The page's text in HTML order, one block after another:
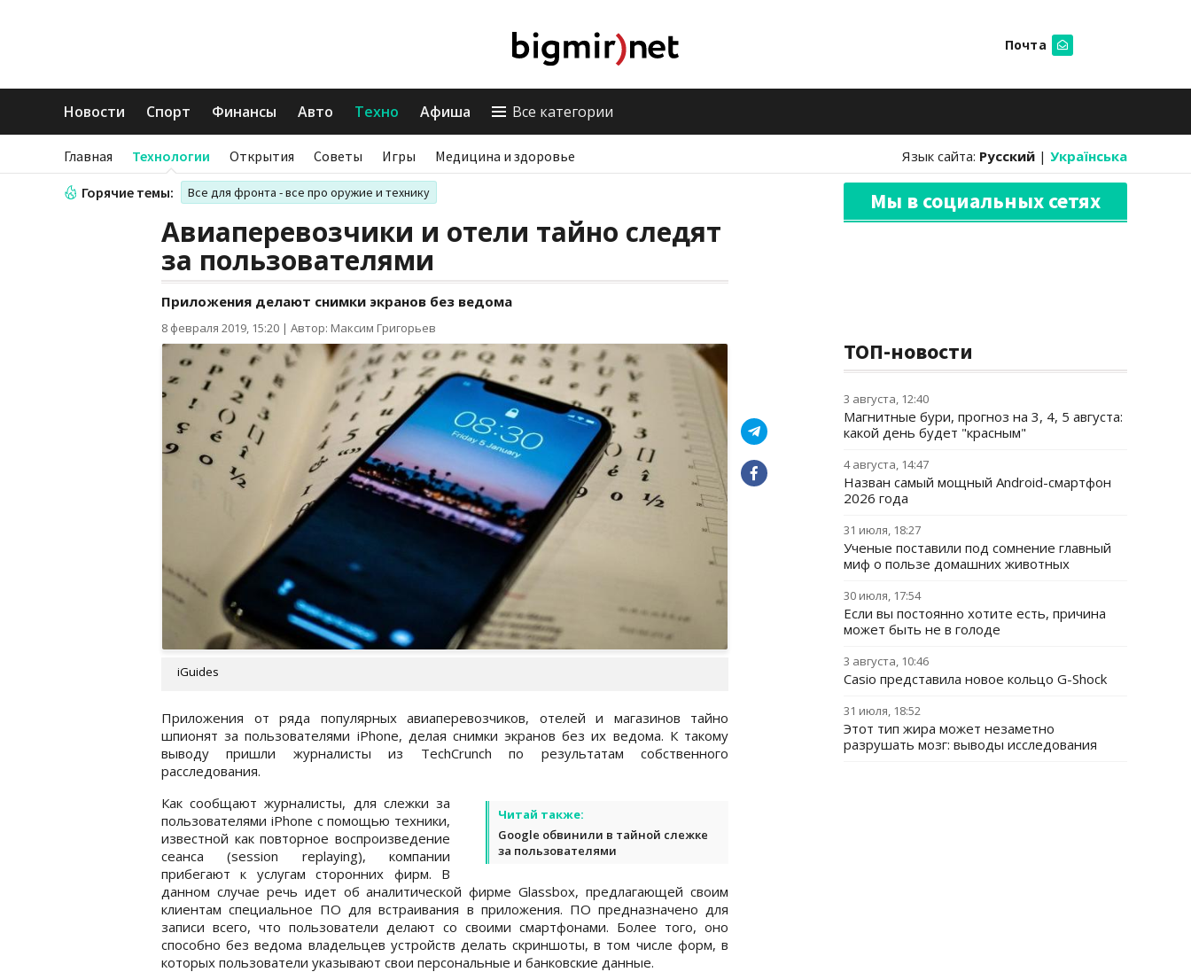
Почта
Новости Спорт Финансы Авто Техно Афиша Все категории
Главная Технологии Открытия Советы Игры Медицина и здоровье Язык сайта: Русский | Українська
Горячие темы: Все для фронта - все про оружие и технику
Авиаперевозчики и отели тайно следят
за пользователями
Приложения делают снимки экранов без ведома
8 февраля 2019, 15:20 | Автор: Максим Григорьев
iGuides
Приложения от ряда популярных авиаперевозчиков, отелей и магазинов тайно
шпионят за пользователями iPhone, делая снимки экранов без их ведома. К такому
выводу пришли журналисты из TechCrunch по результатам собственного
расследования.
Читай также:
Google обвинили в тайной слежке
за пользователями
Как сообщают журналисты, для слежки за
пользователями iPhone с помощью техники,
известной как повторное воспроизведение
сеанса (session replaying), компании
прибегают к услугам сторонних фирм. В
данном случае речь идет об аналитической фирме Glassbox, предлагающей своим
клиентам специальное ПО для встраивания в приложения. ПО предназначено для
записи всего, что пользователи делают со своими смартфонами. Более того, оно
способно без ведома владельцев устройств делать скриншоты, в том числе форм, в
которых пользователи указывают свои персональные и банковские данные.
Мы в социальных сетях
ТОП-новости
3 августа, 12:40
Магнитные бури, прогноз на 3, 4, 5 августа:
какой день будет "красным"
4 августа, 14:47
Назван самый мощный Android-смартфон
2026 года
31 июля, 18:27
Ученые поставили под сомнение главный
миф о пользе домашних животных
30 июля, 17:54
Если вы постоянно хотите есть, причина
может быть не в голоде
3 августа, 10:46
Casio представила новое кольцо G-Shock
31 июля, 18:52
Этот тип жира может незаметно
разрушать мозг: выводы исследования